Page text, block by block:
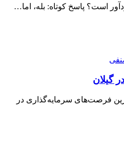
گیلان
فرصت‌های سرمایه‌گذاری در